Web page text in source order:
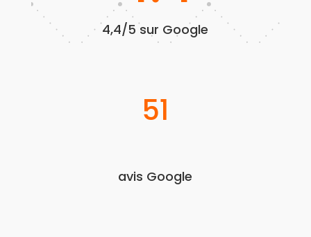
4,4/5 sur Google
51
avis Google